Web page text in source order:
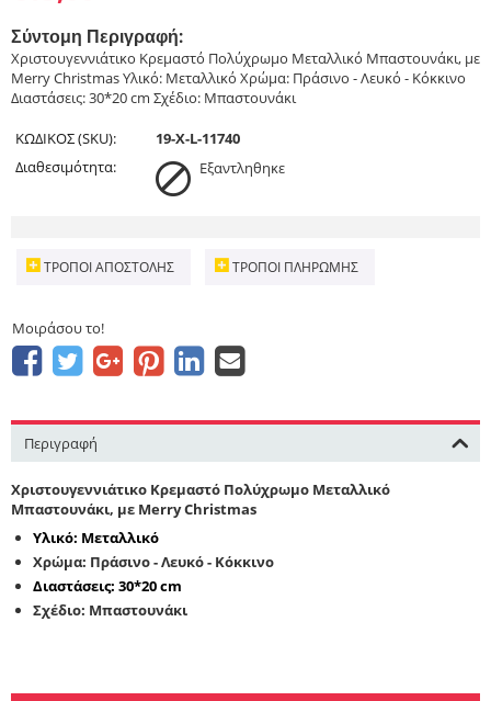
Σύντομη Περιγραφή:
Χριστουγεννιάτικο Κρεμαστό Πολύχρωμο Μεταλλικό Μπαστουνάκι, με
Merry Christmas Υλικό: Μεταλλικό Χρώμα: Πράσινο - Λευκό - Κόκκινο
Διαστάσεις: 30*20 cm Σχέδιο: Μπαστουνάκι
ΚΩΔΙΚΟΣ (SKU):
19-X-L-11740
Διαθεσιμότητα:
Εξαντληθηκε
ΤΡΌΠΟΙ ΑΠΟΣΤΟΛΉΣ ΤΡΌΠΟΙ ΠΛΗΡΩΜΉΣ
Μοιράσου το!
Περιγραφή
Χριστουγεννιάτικο Κρεμαστό Πολύχρωμο Μεταλλικό
Μπαστουνάκι, με Merry Christmas
Υλικό: Μεταλλικό
Χρώμα: Πράσινο - Λευκό - Κόκκινο
Διαστάσεις: 30*20 cm
Σχέδιο: Μπαστουνάκι